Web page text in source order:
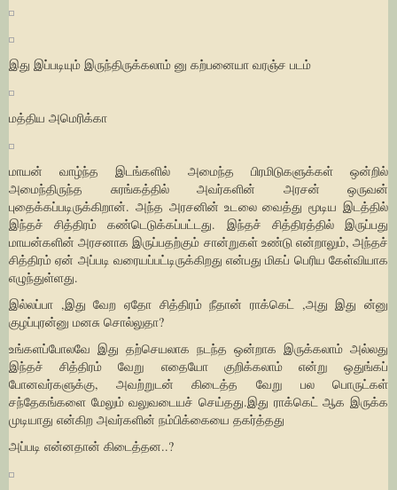
இது இப்படியும் இருந்திருக்கலாம் னு கற்பனையா வரஞ்ச படம்
மத்திய அமெரிக்கா
மாயன் வாழ்ந்த இடங்களில் அமைந்த பிரமிடுகளுக்கள் ஒன்றில்
அமைந்திருந்த சுரங்கத்தில் அவர்களின் அரசன் ஒருவன்
புதைக்கப்படிருக்கிறான். அந்த அரசனின் உடலை வைத்து மூடிய இடத்தில்
இந்தச் சித்திரம் கண்டெடுக்கப்பட்டது. இந்தச் சித்திரத்தில் இருப்பது
மாயன்களின் அரசனாக இருப்பதற்கும் சான்றுகள் உண்டு என்றாலும், அந்தச்
சித்திரம் ஏன் அப்படி வரையப்பட்டிருக்கிறது என்பது மிகப் பெரிய கேள்வியாக
எழுந்துள்ளது.
இல்லப்பா ,இது வேற ஏதோ சித்திரம் நீதான் ராக்கெட் ,அது இது ன்னு
குழப்புரன்னு மனசு சொல்லுதா?
உங்களப்போலவே இது தற்செயலாக நடந்த ஒன்றாக இருக்கலாம் அல்லது
இந்தச் சித்திரம் வேறு எதையோ குறிக்கலாம் என்று ஒதுங்கப்
போனவர்களுக்கு, அவற்றுடன் கிடைத்த வேறு பல பொருட்கள்
சந்தேகங்களை மேலும் வலுவடையச் செய்தது.இது ராக்கெட் ஆக இருக்க
முடியாது என்கிற அவர்களின் நம்பிக்கையை தகர்த்தது
அப்படி என்னதான் கிடைத்தன..?